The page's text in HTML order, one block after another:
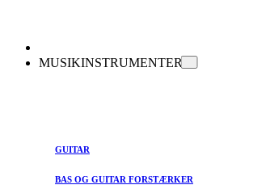
MUSIKINSTRUMENTER
GUITAR
BAS OG GUITAR FORSTÆRKER